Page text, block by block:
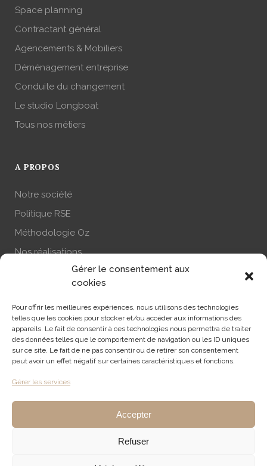
Gérer le consentement aux
cookies
Pour offrir les meilleures expériences, nous utilisons des technologies
telles que les cookies pour stocker et/ou accéder aux informations des
appareils. Le fait de consentir à ces technologies nous permettra de traiter
des données telles que le comportement de navigation ou les ID uniques
sur ce site. Le fait de ne pas consentir ou de retirer son consentement
peut avoir un effet négatif sur certaines caractéristiques et fonctions.
Gérer les services
Accepter
Refuser
Space planning
Contractant général
Agencements & Mobiliers
Déménagement entreprise
Conduite du changement
Le studio Longboat
Tous nos métiers
A PROPOS
Notre société
Politique RSE
Méthodologie Oz
Nos réalisations
S’abonner à la newsletter
RECHERCHE